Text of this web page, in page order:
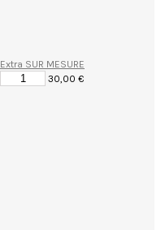
Extra SUR MESURE
30,00 €